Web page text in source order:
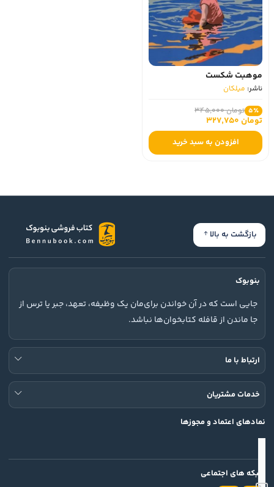
موهبت شکست
ناشر: میلکان
5٪ تومان 345,000
تومان 327,750
افزودن به سبد خرید
بازگشت به بالا
بنوبوک
جایی است که در آن خواندن برای‌مان یک وظیفه، تعهد، جبر یا ترس از
جا ماندن از قافله کتابخوان‌ها نباشد.
ارتباط با ما
خدمات مشتریان
نمادهای اعتماد و مجوزها
شبکه های اجتماعی